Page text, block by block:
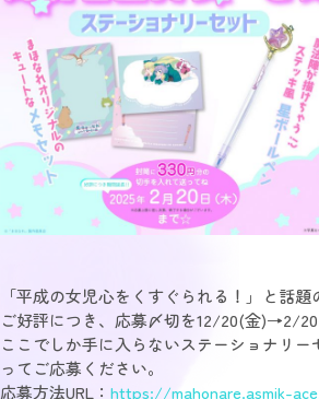
「平成の女児心をくすぐられる！」と話
ご好評につき、応募〆切を12/20(金)→2/
ここでしか手に入らないステーショナリ
ってご応募ください。
応募方法URL： https://mahonare.asmik-